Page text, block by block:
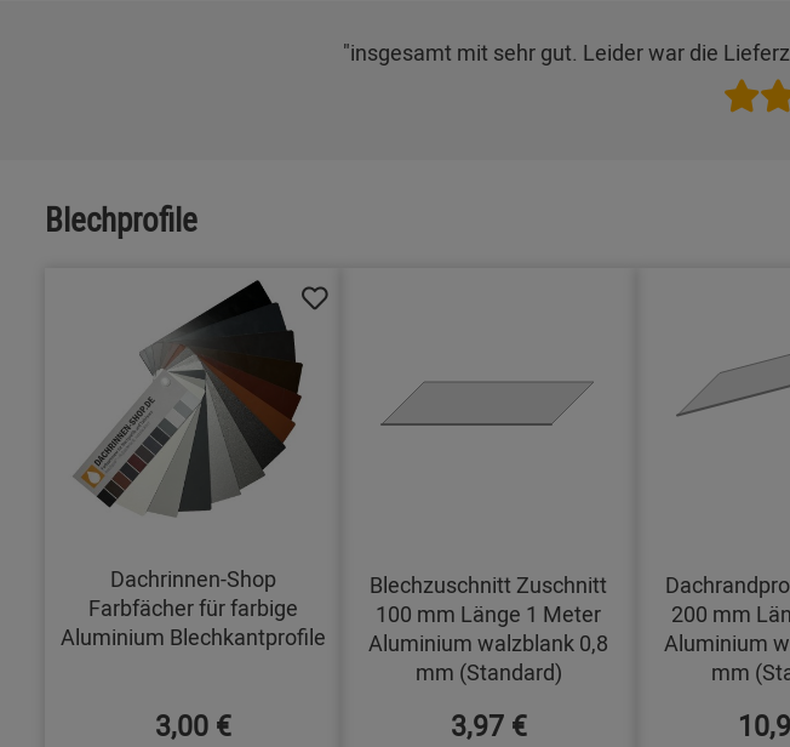
"insgesamt mit sehr gut. Leider war die
Blechprofile
Dachrinnen-Shop
Farbfächer für farbige
Aluminium Blechkantprofile
3,00 €
Blechzuschnitt Zuschnitt
100 mm Länge 1 Meter
Aluminium walzblank 0,8
mm (Standard)
3,97 €
200 mm
Aluminium
mm